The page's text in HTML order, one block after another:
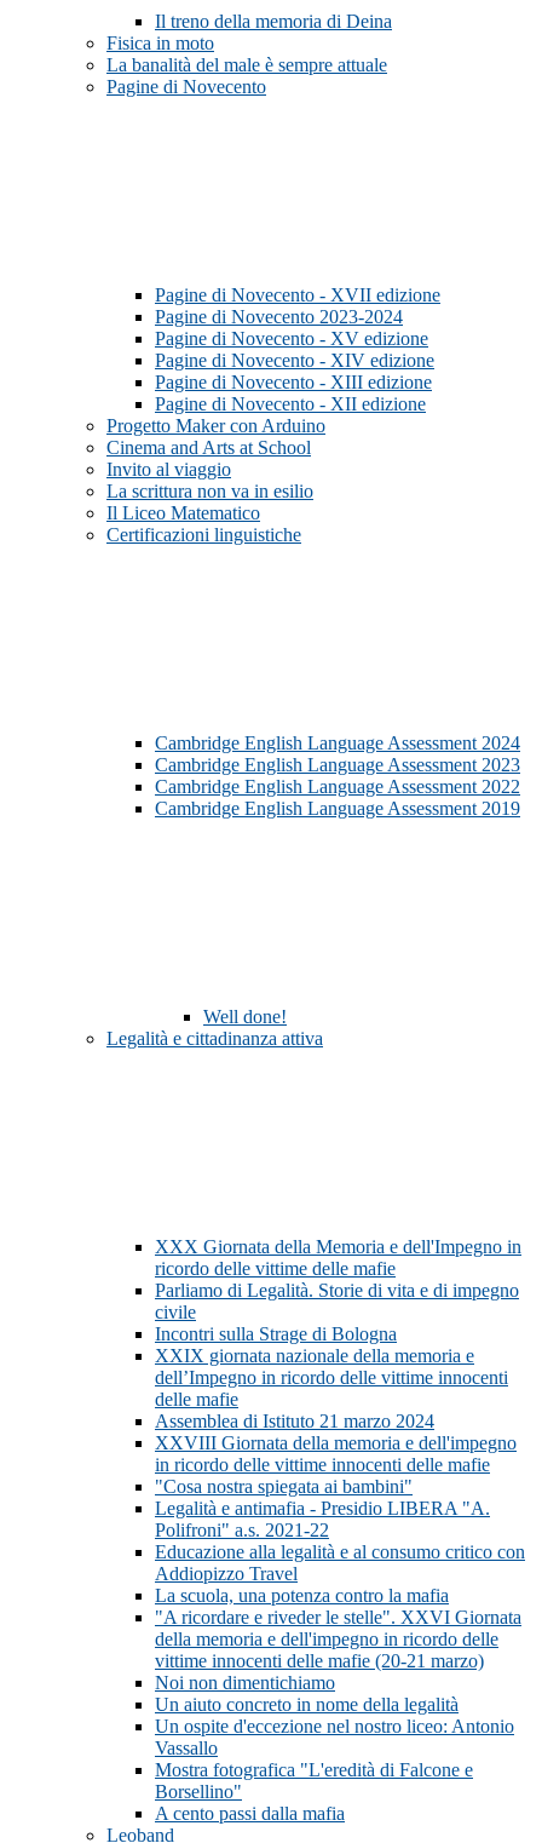
Il treno della memoria di Deina
Fisica in moto
La banalità del male è sempre attuale
Pagine di Novecento
Pagine di Novecento - XVII edizione
Pagine di Novecento 2023-2024
Pagine di Novecento - XV edizione
Pagine di Novecento - XIV edizione
Pagine di Novecento - XIII edizione
Pagine di Novecento - XII edizione
Progetto Maker con Arduino
Cinema and Arts at School
Invito al viaggio
La scrittura non va in esilio
Il Liceo Matematico
Certificazioni linguistiche
Cambridge English Language Assessment 2024
Cambridge English Language Assessment 2023
Cambridge English Language Assessment 2022
Cambridge English Language Assessment 2019
Well done!
Legalità e cittadinanza attiva
XXX Giornata della Memoria e dell'Impegno in
ricordo delle vittime delle mafie
Parliamo di Legalità. Storie di vita e di impegno
civile
Incontri sulla Strage di Bologna
XXIX giornata nazionale della memoria e
dell’Impegno in ricordo delle vittime innocenti
delle mafie
Assemblea di Istituto 21 marzo 2024
XXVIII Giornata della memoria e dell'impegno
in ricordo delle vittime innocenti delle mafie
"Cosa nostra spiegata ai bambini"
Legalità e antimafia - Presidio LIBERA "A.
Polifroni" a.s. 2021-22
Educazione alla legalità e al consumo critico con
Addiopizzo Travel
La scuola, una potenza contro la mafia
"A ricordare e riveder le stelle". XXVI Giornata
della memoria e dell'impegno in ricordo delle
vittime innocenti delle mafie (20-21 marzo)
Noi non dimentichiamo
Un aiuto concreto in nome della legalità
Un ospite d'eccezione nel nostro liceo: Antonio
Vassallo
Mostra fotografica "L'eredità di Falcone e
Borsellino"
A cento passi dalla mafia
Leoband